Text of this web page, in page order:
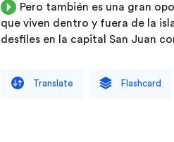
Pero también es una gran
que viven dentro y fuera de la
desfiles en la capital San Juan
Translate Flashcard